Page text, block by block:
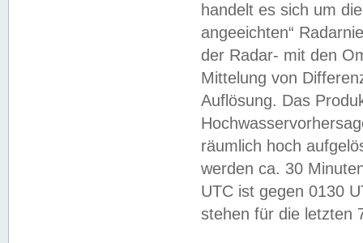
handelt es sich um
angeeichten“
der Radar- mit den
Mittelung von
Auflösung. Das
räumlich hoch
werden ca. 30
UTC ist gegen 0130
stehen für die letzten